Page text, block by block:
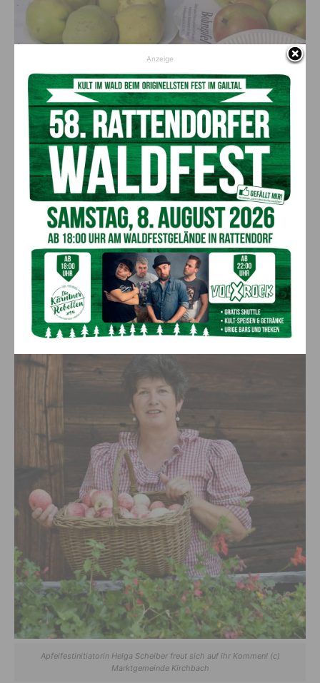
Informieren Sie sich bei der Apfelausstellung über die heimischen Apfelsorten!
(c) Marktgemeinde Kirchbach
Die Veranstaltung findet bei jedem Wetter statt!
Apfelfestinitiatorin Helga Scheiber freut sich auf ihr Kommen! (c)
Marktgemeinde Kirchbach
Anzeige